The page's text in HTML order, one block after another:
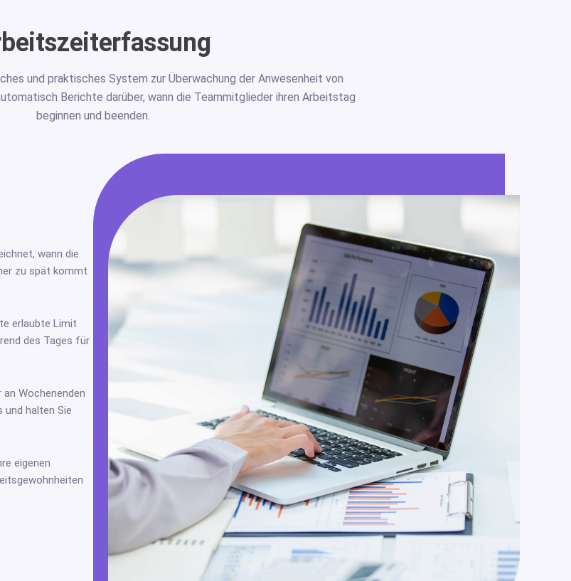
und praktisches System zur Überwachung der Anwesenheit von
Berichte darüber, wann die Teammitglieder ihren Arbeitstag
beginnen und beenden.
wann die
zu spät kommt
erlaubte Limit
des Tages für
Wochenenden
und halten Sie
eigenen